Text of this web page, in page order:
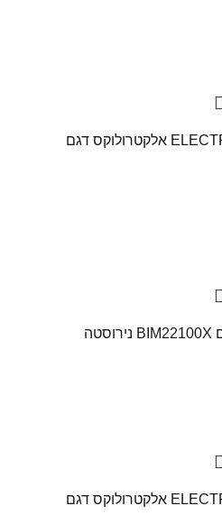
תנור בנוי רב תכליתי ELECTROLUX אלקטרולוקס דגם
תנור בנוי רב תכליתי ELECTROLUX אלקטרולוקס דגם